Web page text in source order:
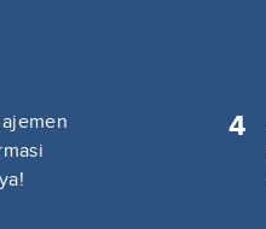
4